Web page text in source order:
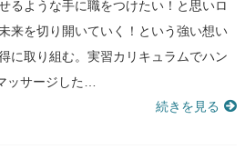
るような手に職をつけたい！と思いロ
来を切り開いていく！という強い想い
に取り組む。実習カリキュラムでハン
ッサージした…
続きを見る